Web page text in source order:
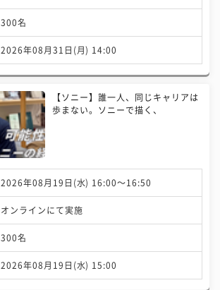
300名
2026年08月31日(月) 14:00
【ソニー】誰一人、同じキャリアは
歩まない。ソニーで描く、
2026年08月19日(水) 16:00〜16:50
オンラインにて実施
300名
2026年08月19日(水) 15:00